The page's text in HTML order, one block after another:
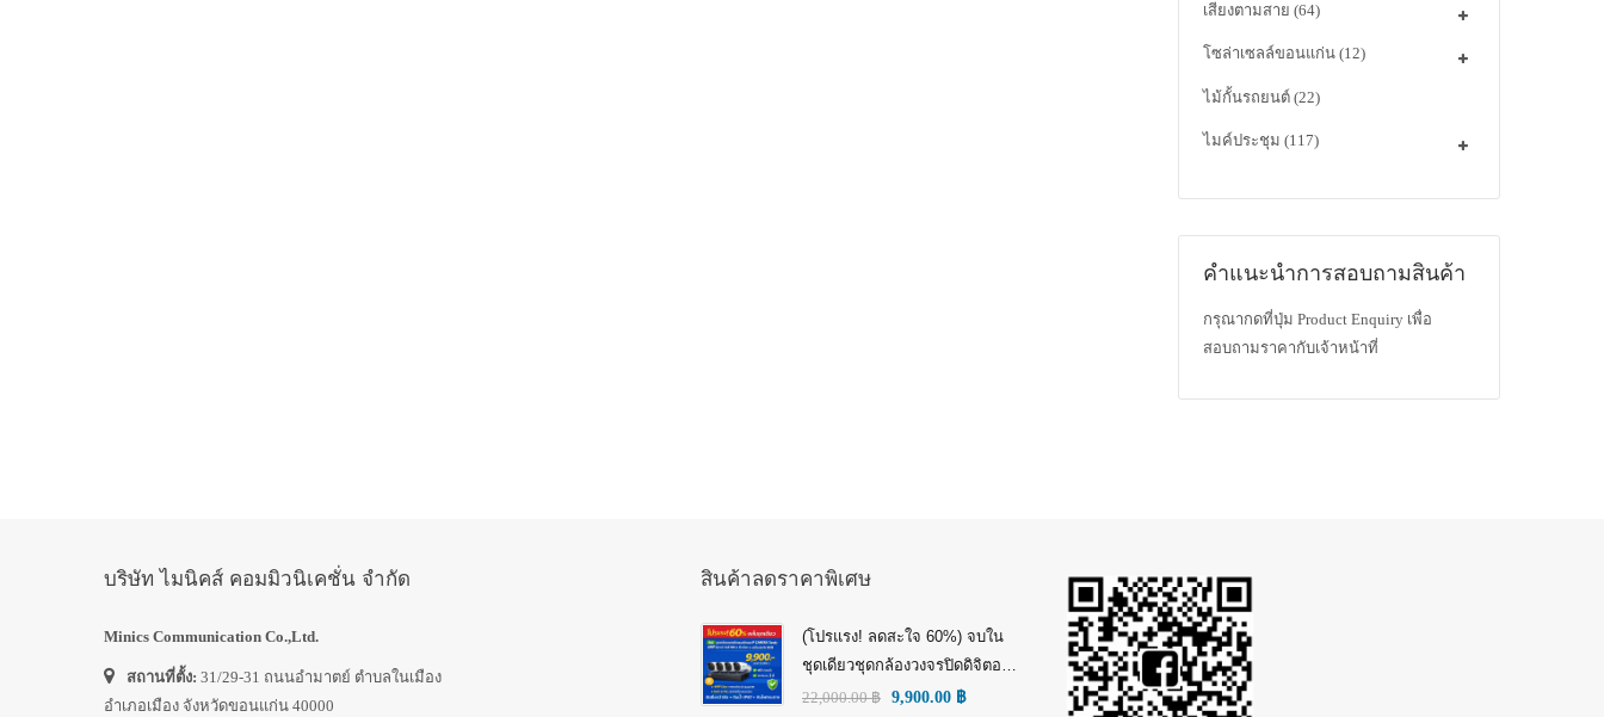
เสียงตามสาย (64)
โซล่าเซลล์ขอนแก่น (12)
ไม้กั้นรถยนต์ (22)
ไมค์ประชุม (117)
คำแนะนำการสอบถามสินค้า
กรุณากดที่ปุ่ม Product Enquiry เพื่อ
สอบถามราคากับเจ้าหน้าที่
บริษัท ไมนิคส์ คอมมิวนิเคชั่น จำกัด
Minics Communication Co.,Ltd.
สถานที่ตั้ง: 31/29-31 ถนนอำมาตย์ ตำบลในเมือง
อำเภอเมือง จังหวัดขอนแก่น 40000
สินค้าลดราคาพิเศษ
(โปรแรง! ลดสะใจ 60%) จบใน
ชุดเดียวชุดกล้องวงจรปิดดิจิตอล
IP Tiandy 4MP (คมชัดกว่า Full
22,000.00฿ 9,900.00 ฿